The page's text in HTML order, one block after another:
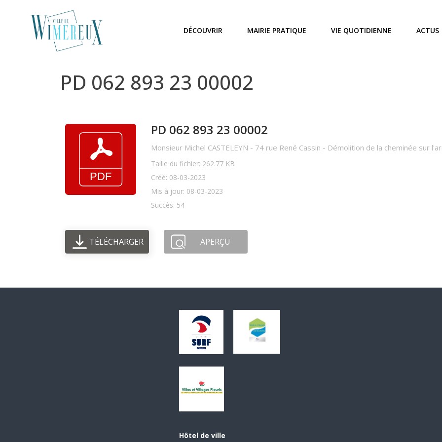
DÉCOUVRIR MAIRIE PRATIQUE VIE QUOTIDIENNE ACTUS
PD 062 893 23 00002
PD 062 893 23 00002
Monsieur Michel CASTELEYN - 74 rue René Cassin - Démolition de la cheminée sur
Taille du fichier: 262.77 KB
Créé: 08-03-2023
Mis à jour: 08-03-2023
Succès: 54
TÉLÉCHARGER APERÇU
Hôtel de ville